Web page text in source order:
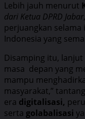
Lebih jauh menurut
dari Ketua DPRD Jabar
perjuangkan
Indonesia yang
Disamping itu,
masa depan yang
mampu
masyarakat,”
era digitalisasi,
serta golabalisasi